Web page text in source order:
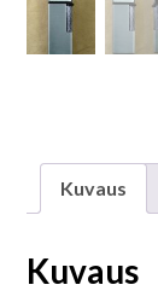
Kuvaus
Kuvaus